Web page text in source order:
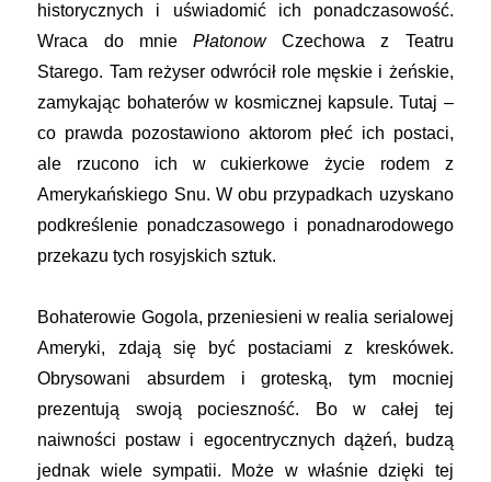
historycznych i uświadomić ich ponadczasowość.
Wraca do mnie PłatonowCzechowa z Teatru
Starego. Tam reżyser odwrócił role męskie i żeńskie,
zamykając bohaterów w kosmicznej kapsule. Tutaj –
co prawda pozostawiono aktorom płeć ich postaci,
ale rzucono ich w cukierkowe życie rodem z
Amerykańskiego Snu. W obu przypadkach uzyskano
podkreślenie ponadczasowego i ponadnarodowego
przekazu tych rosyjskich sztuk.
Bohaterowie Gogola, przeniesieni w realia serialowej
Ameryki, zdają się być postaciami z kreskówek.
Obrysowani absurdem i groteską, tym mocniej
prezentują swoją pocieszność. Bo w całej tej
naiwności postaw i egocentrycznych dążeń, budzą
jednak wiele sympatii. Może w właśnie dzięki tej